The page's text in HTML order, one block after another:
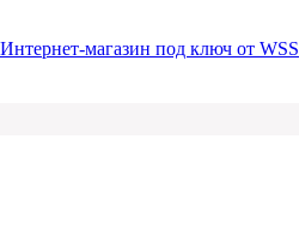
Интернет-магазин под ключ от WSS